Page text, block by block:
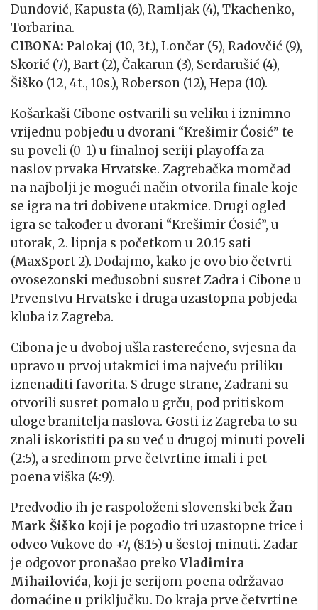
Dundović, Kapusta (6), Ramljak (4), Tkachenko,
Torbarina.
CIBONA: Palokaj (10, 3t.), Lončar (5), Radovčić (9),
Skorić (7), Bart (2), Čakarun (3), Serdarušić (4),
Šiško (12, 4t., 10s.), Roberson (12), Hepa (10).
Košarkaši Cibone ostvarili su veliku i iznimno
vrijednu pobjedu u dvorani “Krešimir Ćosić” te
su poveli (0-1) u finalnoj seriji playoffa za
naslov prvaka Hrvatske. Zagrebačka momčad
na najbolji je mogući način otvorila finale koje
se igra na tri dobivene utakmice. Drugi ogled
igra se također u dvorani “Krešimir Ćosić”, u
utorak, 2. lipnja s početkom u 20.15 sati
(MaxSport 2). Dodajmo, kako je ovo bio četvrti
ovosezonski međusobni susret Zadra i Cibone u
Prvenstvu Hrvatske i druga uzastopna pobjeda
kluba iz Zagreba.
Cibona je u dvoboj ušla rasterećeno, svjesna da
upravo u prvoj utakmici ima najveću priliku
iznenaditi favorita. S druge strane, Zadrani su
otvorili susret pomalo u grču, pod pritiskom
uloge branitelja naslova. Gosti iz Zagreba to su
znali iskoristiti pa su već u drugoj minuti poveli
(2:5), a sredinom prve četvrtine imali i pet
poena viška (4:9).
Predvodio ih je raspoloženi slovenski bekŽan
Mark Šiško koji je pogodio tri uzastopne trice i
odveo Vukove do +7, (8:15) u šestoj minuti. Zadar
je odgovor pronašao preko Vladimira
Mihailovića, koji je serijom poena održavao
domaćine u priključku. Do kraja prve četvrtine